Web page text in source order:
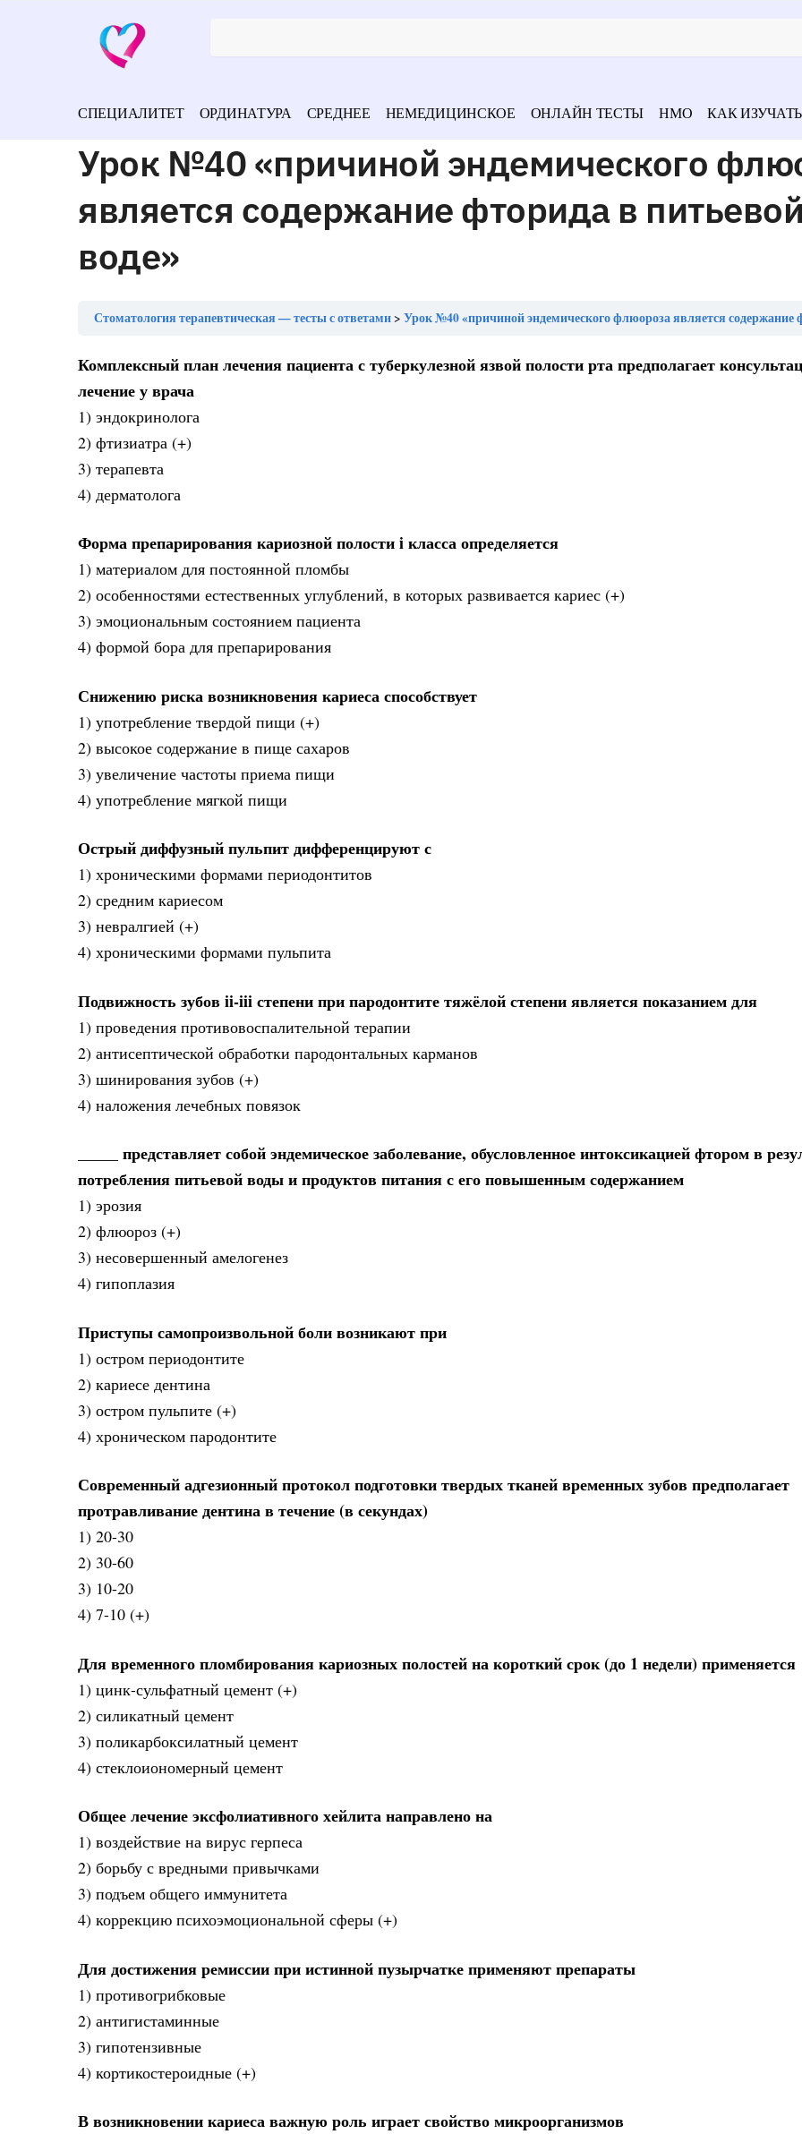
СПЕЦИАЛИТЕТ ОРДИНАТУРА СРЕДНЕЕ НЕМЕДИЦИНСКОЕ ОНЛАЙН ТЕСТЫ НМО КАК ИЗУЧАТЬ
Урок №40 «причиной эндемического
является содержание фторида в питьевой
воде»
Стоматология терапевтическая — тесты с ответами Урок №40 «причиной эндемического флюороза является содержание фторида в
Комплексный план лечения пациента с туберкулезной язвой полости рта предполагает
лечение у врача
1) эндокринолога
2) фтизиатра (+)
3) терапевта
4) дерматолога
Форма препарирования кариозной полости i класса определяется
1) материалом для постоянной пломбы
2) особенностями естественных углублений, в которых развивается кариес (+)
3) эмоциональным состоянием пациента
4) формой бора для препарирования
Снижению риска возникновения кариеса способствует
1) употребление твердой пищи (+)
2) высокое содержание в пище сахаров
3) увеличение частоты приема пищи
4) употребление мягкой пищи
Острый диффузный пульпит дифференцируют с
1) хроническими формами периодонтитов
2) средним кариесом
3) невралгией (+)
4) хроническими формами пульпита
Подвижность зубов ii-iii степени при пародонтите тяжёлой степени является показанием для
1) проведения противовоспалительной терапии
2) антисептической обработки пародонтальных карманов
3) шинирования зубов (+)
4) наложения лечебных повязок
_____ представляет собой эндемическое заболевание, обусловленное интоксикацией фтором в
потребления питьевой воды и продуктов питания с его повышенным содержанием
1) эрозия
2) флюороз (+)
3) несовершенный амелогенез
4) гипоплазия
Приступы самопроизвольной боли возникают при
1) остром периодонтите
2) кариесе дентина
3) остром пульпите (+)
4) хроническом пародонтите
Современный адгезионный протокол подготовки твердых тканей временных зубов предполагает
протравливание дентина в течение (в секундах)
1) 20-30
2) 30-60
3) 10-20
4) 7-10 (+)
Для временного пломбирования кариозных полостей на короткий срок (до 1 недели) применяется
1) цинк-сульфатный цемент (+)
2) силикатный цемент
3) поликарбоксилатный цемент
4) стеклоиономерный цемент
Общее лечение эксфолиативного хейлита направлено на
1) воздействие на вирус герпеса
2) борьбу с вредными привычками
3) подъем общего иммунитета
4) коррекцию психоэмоциональной сферы (+)
Для достижения ремиссии при истинной пузырчатке применяют препараты
1) противогрибковые
2) антигистаминные
3) гипотензивные
4) кортикостероидные (+)
В возникновении кариеса важную роль играет свойство микроорганизмов